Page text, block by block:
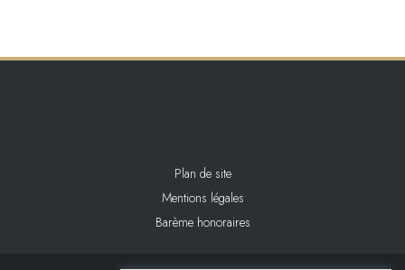
Plan de site
Mentions légales
Barème honoraires